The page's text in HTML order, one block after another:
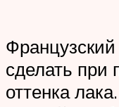
сделать при
оттенка